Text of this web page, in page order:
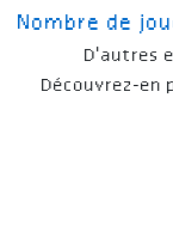
Nombre de
D'autres
Découvrez-en